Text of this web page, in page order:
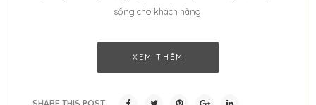
sống cho khách hàng.
XEM THÊM